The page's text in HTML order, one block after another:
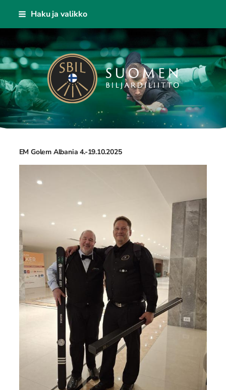
Siirry
sisältöön
Haku ja valikko
Suomen Biljardiliitto ry
EM Golem Albania 4.-19.10.2025